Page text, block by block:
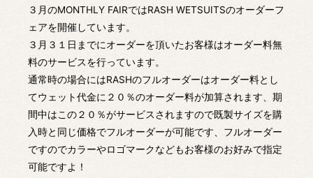
３月のMONTHLY FAIRではRASH WETSUITSのオーダーフ
ェアを開催しています。
３月３１日までにオーダーを頂いたお客様はオーダー料無
料のサービスを行っています。
通常時の場合にはRASHのフルオーダーはオーダー料とし
てウェット代金に２０％のオーダー料が加算されます、期
間中はこの２０％がサービスされますので既製サイズを購
入時と同じ価格でフルオーダーが可能です、フルオーダー
ですのでカラーやロゴマークなどもお客様のお好みで指定
可能ですよ！